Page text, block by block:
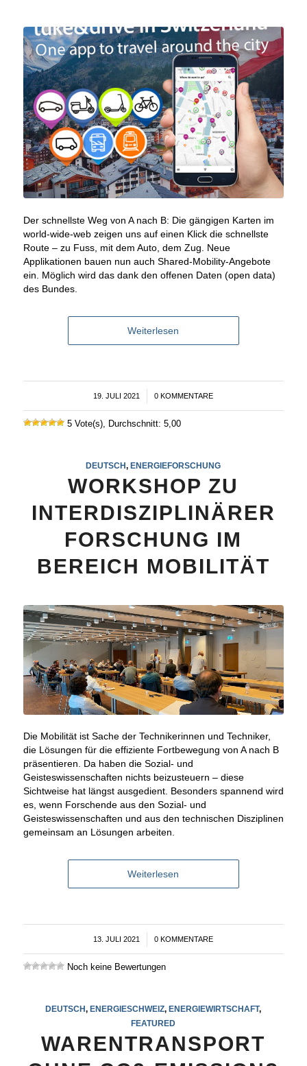
Der schnellste Weg von A nach B: Die gängigen Karten im
world-wide-web zeigen uns auf einen Klick die schnellste
Route – zu Fuss, mit dem Auto, dem Zug. Neue
Applikationen bauen nun auch Shared-Mobility-Angebote
ein. Möglich wird das dank den offenen Daten (open data)
des Bundes.
Weiterlesen
19. JULI 2021 0 KOMMENTARE
5 Vote(s), Durchschnitt: 5,00
DEUTSCH ,ENERGIEFORSCHUNG
WORKSHOP ZU
INTERDISZIPLINÄRER
FORSCHUNG IM
BEREICH MOBILITÄT
Die Mobilität ist Sache der Technikerinnen und Techniker,
die Lösungen für die effiziente Fortbewegung von A nach B
präsentieren. Da haben die Sozial- und
Geisteswissenschaften nichts beizusteuern – diese
Sichtweise hat längst ausgedient. Besonders spannend wird
es, wenn Forschende aus den Sozial- und
Geisteswissenschaften und aus den technischen Disziplinen
gemeinsam an Lösungen arbeiten.
Weiterlesen
13. JULI 2021 0 KOMMENTARE
Noch keine Bewertungen
DEUTSCH, ENERGIESCHWEIZ, ENERGIEWIRTSCHAFT,
FEATURED
WARENTRANSPORT